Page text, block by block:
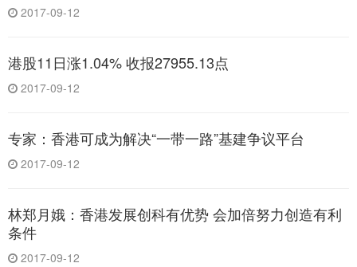
2017-09-12
港股11日涨1.04% 收报27955.13点
2017-09-12
专家：香港可成为解决“一带一路”基建争议平台
2017-09-12
林郑月娥：香港发展创科有优势 会加倍努力创造有利
条件
2017-09-12